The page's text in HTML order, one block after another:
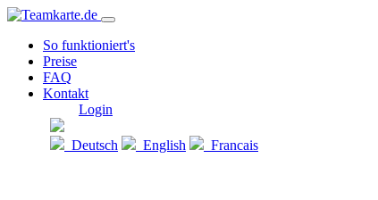
So funktioniert's
Preise
FAQ
Kontakt
Login
Deutsch English Francais